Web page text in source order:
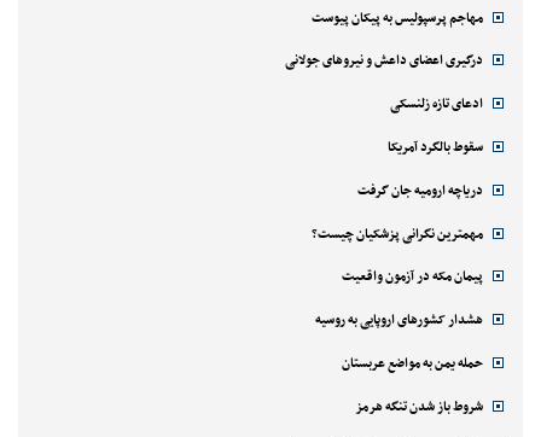
مهاجم پرسپولیس به پیکان پیوست
درگیری اعضای داعش و نیروهای جولانی
ادعای تازه زلنسکی
سقوط بالگرد آمریکا
دریاچه ارومیه جان گرفت
مهمترین نگرانی پزشکیان چیست؟
پیمان مکه در آزمون واقعیت
هشدار کشورهای اروپایی به روسیه
حمله یمن به مواضع عربستان
شروط باز شدن تنگه هرمز